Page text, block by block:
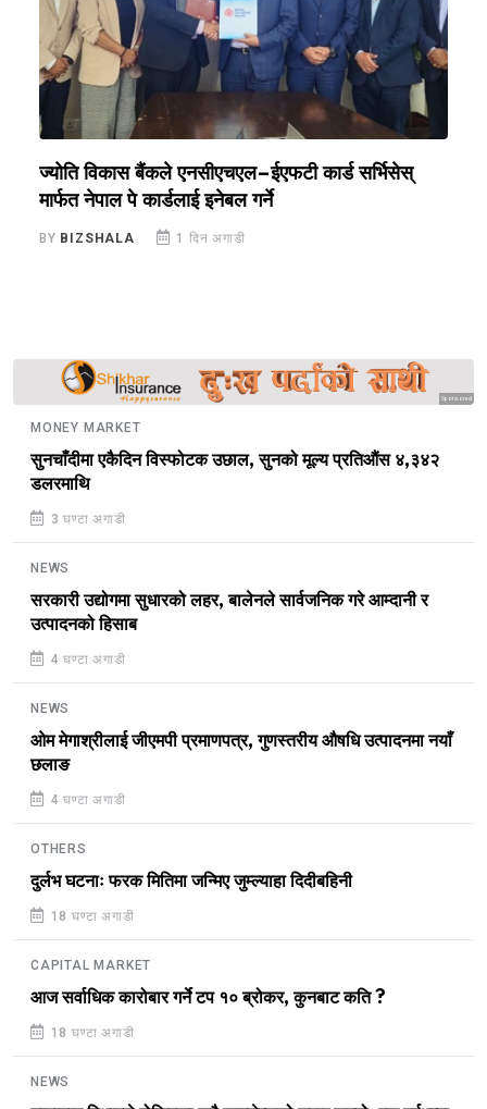
ज्योति विकास बैंकले एनसीएचएल–ईएफटी कार्ड सर्भिसेस्
मार्फत नेपाल पे कार्डलाई इनेबल गर्ने
BY BIZSHALA 1 दिन अगाडी
Sponsored
MONEY MARKET
सुनचाँदीमा एकैदिन विस्फोटक उछाल, सुनको मूल्य प्रतिऔंस ४,३४२
डलरमाथि
3 घण्टा अगाडी
NEWS
सरकारी उद्योगमा सुधारको लहर, बालेनले सार्वजनिक गरे आम्दानी र
उत्पादनको हिसाब
4 घण्टा अगाडी
NEWS
ओम मेगाश्रीलाई जीएमपी प्रमाणपत्र, गुणस्तरीय औषधि उत्पादनमा नयाँ
छलाङ
4 घण्टा अगाडी
OTHERS
दुर्लभ घटनाः फरक मितिमा जन्मिए जुम्ल्याहा दिदीबहिनी
18 घण्टा अगाडी
CAPITAL MARKET
आज सर्वाधिक कारोबार गर्ने टप १० ब्रोकर, कुनबाट कति ?
18 घण्टा अगाडी
NEWS